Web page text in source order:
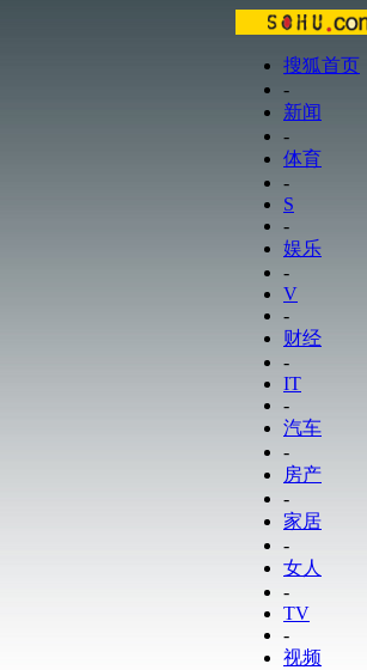
搜狐首页
-
新闻
-
体育
-
S
-
娱乐
-
V
-
财经
-
IT
-
汽车
-
房产
-
家居
-
女人
-
TV
-
视频